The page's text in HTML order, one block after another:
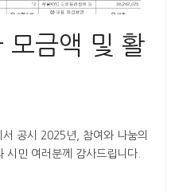
모금액 및 활
공시 2025년, 참여와 나눔의
민 여러분께 감사드립니다.